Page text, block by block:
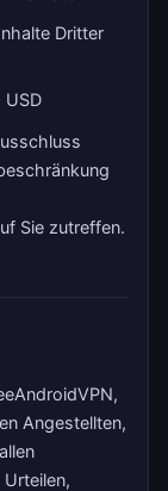
Dritter
USD
Sie zutreffen.
Angestellten,